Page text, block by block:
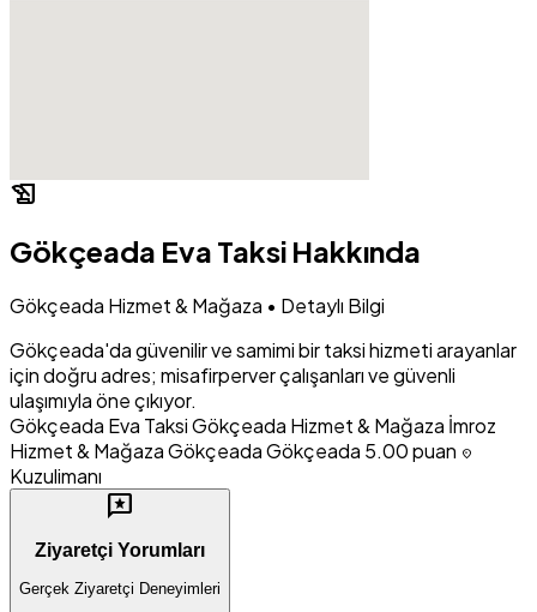
history_edu
Gökçeada Eva Taksi Hakkında
Gökçeada Hizmet & Mağaza • Detaylı Bilgi
Gökçeada'da güvenilir ve samimi bir taksi hizmeti arayanlar
için doğru adres; misafirperver çalışanları ve güvenli
ulaşımıyla öne çıkıyor.
Gökçeada Eva TaksiGökçeada Hizmet & Mağaza İmroz
Hizmet & MağazaGökçeada Gökçeada 5.00 puan location_on
Kuzulimanı
reviews
Ziyaretçi Yorumları
Gerçek Ziyaretçi Deneyimleri